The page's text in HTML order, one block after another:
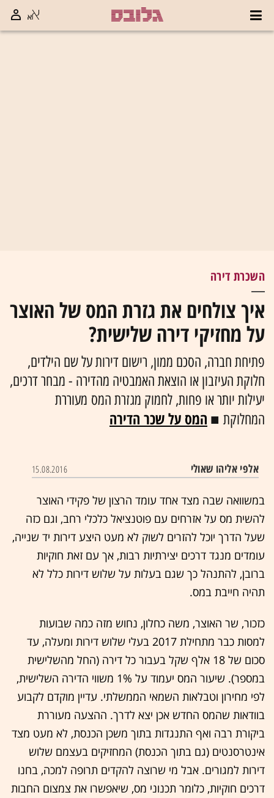
השכרת דירה
איך צולחים את גזרת המס של האוצר
על מחזיקי דירה שלישית?
פתיחת חברה, הסכם ממון, רישום דירות על שם הילדים,
חלוקת העיזבון או הוצאת האמבטיה מהדירה - מבחר דרכים,
יעילות יותר או פחות, לחמוק מגזרת המס מעוררת
המחלוקת ■ המס על שכר הדירה
אלפי אליהו שאולי 15.08.2016
במשוואה שבה מצד אחד עומד הרצון של פקידי האוצר
להשית מס על אזרחים עם פוטנציאל כלכלי רחב, וגם כזה
שעל הדרך יוכל להזרים לשוק לא מעט היצע דירות יד שנייה,
עומדים מנגד דרכים יצירתיות רבות, אך עם זאת חוקיות
ברובן, להתנהל כך שגם בעלות על שלוש דירות כלל לא
תהיה חייבת במס.
כזכור, שר האוצר, משה כחלון, נחוש מזה כמה שבועות
למסות כבר מתחילת 2017 בעלי שלוש דירות ומעלה, עד
סכום של 18 אלף שקל בעבור כל דירה (החל מהשלישית
במספר). שיעור המס יעמוד על 1% משווי הדירה השלישית,
לפי מחירון וטבלאות השמאי הממשלתי. עדיין מוקדם לקבוע
בוודאות שהמס החדש אכן יצא לדרך. ההצעה מעוררת
ביקורת רבה ואף התנגדות בתוך משכן הכנסת, לא מעט מצד
אינטרסנטים (גם בתוך הכנסת) המחזיקים בעצמם שלוש
דירות למגורים. אבל מי שרוצה להקדים תרופה למכה, בחנו
דרכים חוקיות, כלומר תכנוני מס, שיאפשרו את צמצום החבות